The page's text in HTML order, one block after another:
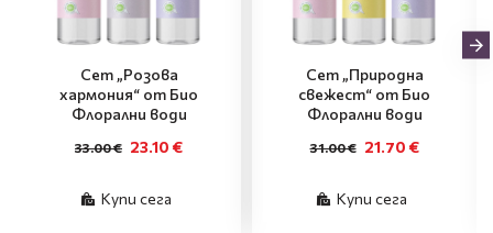
Сет „Розова
хармония“ от Био
Флорални води
23.10 €
33.00 €
Купи сега
Сет „Природна
свежест“ от Био
Флорални води
21.70 €
31.00 €
Купи сега